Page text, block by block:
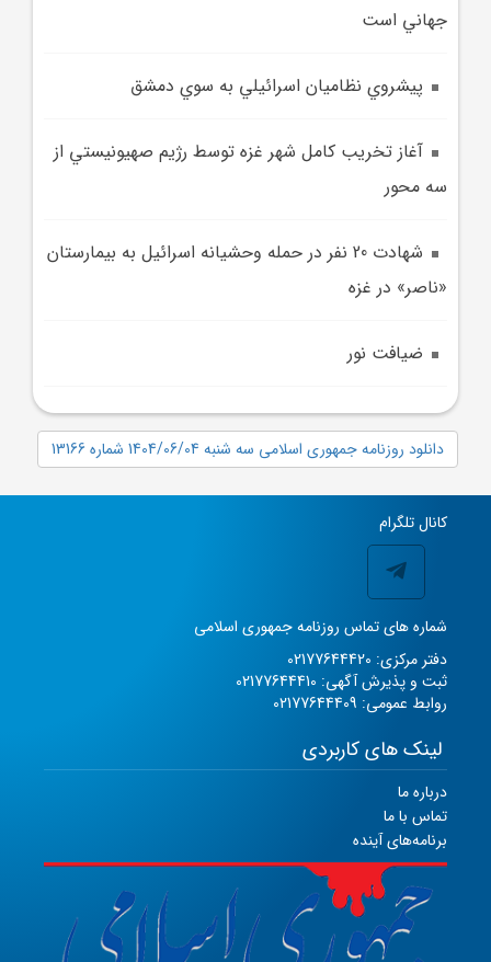
جهاني است
پيشروي نظاميان اسرائيلي به سوي دمشق
آغاز تخريب کامل شهر غزه توسط رژيم صهيونيستي از
سه محور
شهادت 20 نفر در حمله وحشيانه اسرائيل به بيمارستان
«ناصر» در غزه
ضيافت نور
دانلود روزنامه جمهوری اسلامی سه شنبه 1404/06/04 شماره 13166
کانال تلگرام
شماره های تماس روزنامه جمهوری اسلامی
دفتر مرکزی: 02177644420
ثبت و پذیرش آگهی: 02177644410
روابط عمومی: 02177644409
لینک های کاربردی
درباره ما
تماس با ما
برنامه‌های آینده